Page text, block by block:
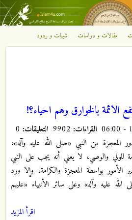
الرئيسي
مقالات و دراسات شبهات و ردود
الائمة بالخوارق وهم احياء؟!
القراءات: التعليقات:
المعجزة من النبي «صلى الله عليه وآله»،
للولي والوصي، لا يعني أنه يجب على النبي
الأمور بواسطة المعجزة والكرامة، وإلا ورد
عليه وآله» وعلى سائر الأنبياء «عليهم
اقرأ المزيد